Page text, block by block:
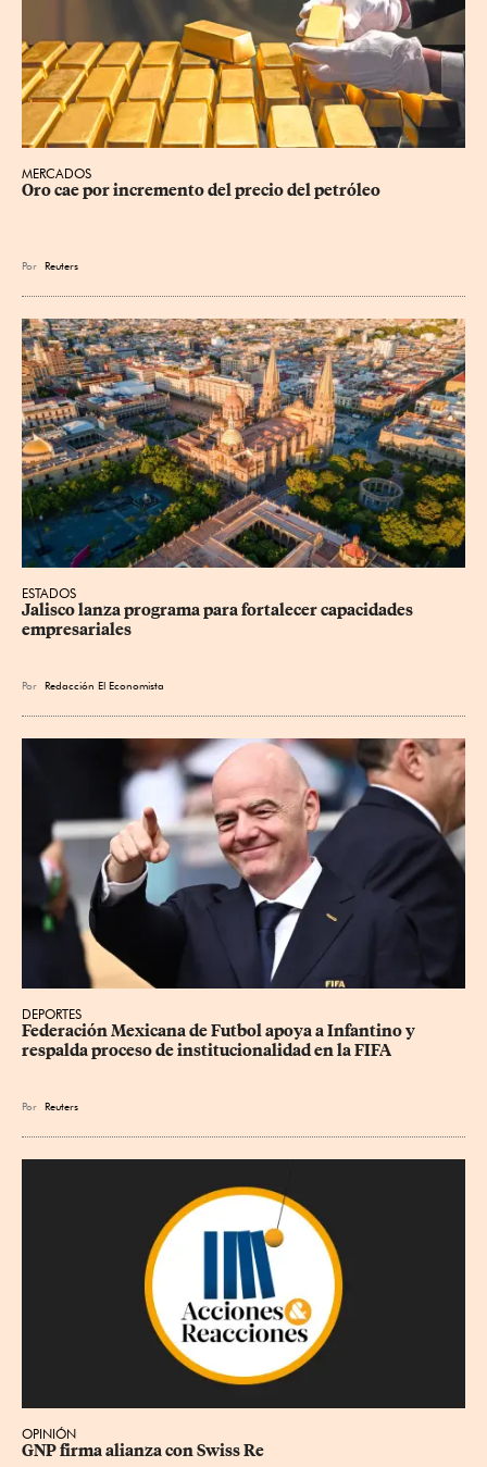
MERCADOS
Oro cae por incremento del precio del petróleo
Por Reuters
ESTADOS
Jalisco lanza programa para fortalecer capacidades
empresariales
Por Redacción El Economista
DEPORTES
Federación Mexicana de Futbol apoya a Infantino y
respalda proceso de institucionalidad en la FIFA
Por Reuters
OPINIÓN
GNP firma alianza con Swiss Re